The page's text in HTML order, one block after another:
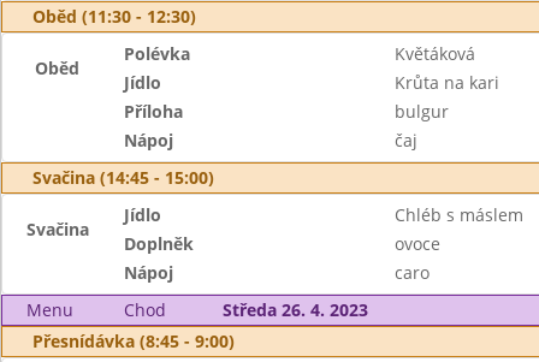
Oběd (11:30 - 12:30)
Oběd
Polévka
Květáková
Jídlo
Krůta na kari
Příloha
bulgur
Nápoj
čaj
Svačina (14:45 - 15:00)
Svačina
Jídlo
Chléb s máslem
Doplněk
ovoce
Nápoj
caro
Menu
Chod
Středa 26. 4. 2023
Přesnídávka (8:45 - 9:00)